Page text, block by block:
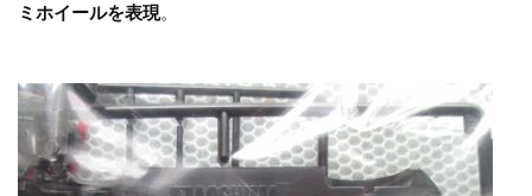
ミホイールを表現。